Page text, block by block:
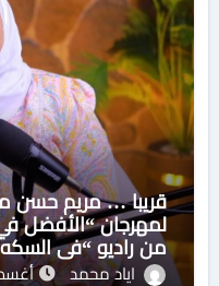
قريبا … مريم حسن
لمهرجان “الأفضل
من راديو “في السكه
اياد محمد أغسطس